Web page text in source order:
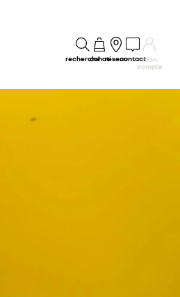
rechercheachatréseaucontactmon
compte